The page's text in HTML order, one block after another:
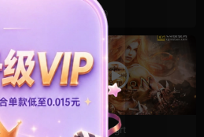
x Slideshow
2023-01-29
PR基本图形mogrt